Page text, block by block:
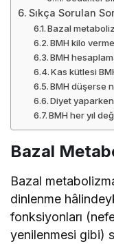
Sıkça Sorulan
Bazal
BMH kilo
BMH
Kas kütlesi
BMH düşerse
Diyet yaparken
BMH her yıl
Bazal
Bazal
dinlenme
fonksiyonları
yenilenmesi gibi)